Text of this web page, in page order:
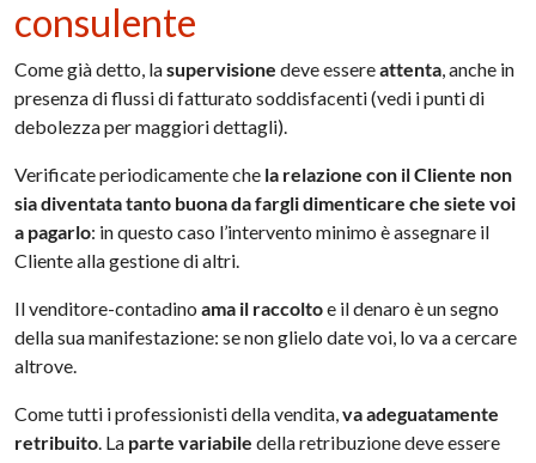
consulente
Come già detto, lasupervisionedeve essereattenta, anche in
presenza di flussi di fatturato soddisfacenti (vedi i punti di
debolezza per maggiori dettagli).
Verificate periodicamente che la relazione con il Cliente non
sia diventata tanto buona da fargli dimenticare che siete voi
a pagarlo: in questo caso l’intervento minimo è assegnare il
Cliente alla gestione di altri.
Il venditore-contadinoama il raccoltoe il denaro è un segno
della sua manifestazione: se non glielo date voi, lo va a cercare
altrove.
Come tutti i professionisti della vendita,va adeguatamente
retribuito. La parte variabiledella retribuzione deve essere